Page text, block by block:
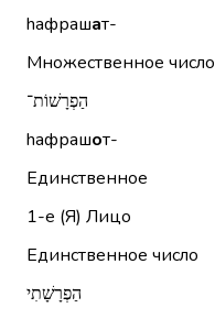
hафрашат-
Множественное число
הַפְרָשׁוֹת־
hафрашот-
Единственное
1-е (Я) Лицо
Единственное число
הַפְרָשָׁתִי